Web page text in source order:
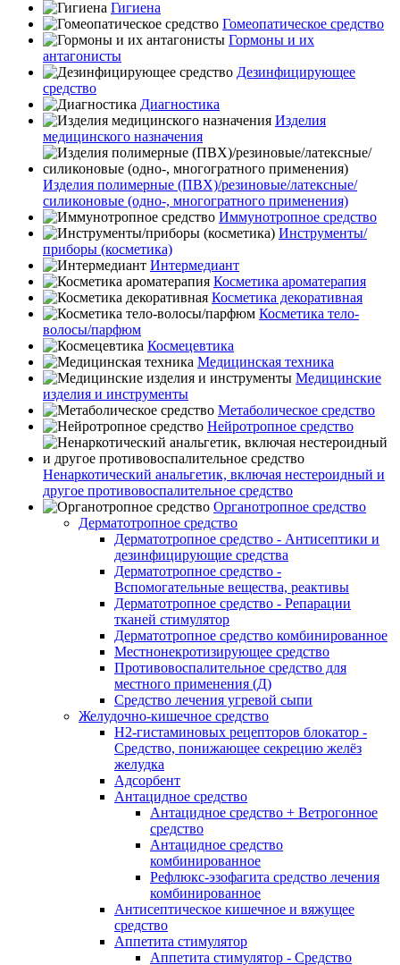
Гигиена
Гомеопатическое средство
Гормоны и их
антагонисты
Дезинфицирующее
средство
Диагностика
Изделия
медицинского назначения
Изделия полимерные (ПВХ)/резиновые/латексные/
силиконовые (одно-, многогратного применения)
Иммунотропное средство
Инструменты/
приборы (косметика)
Интермедиант
Косметика ароматерапия
Косметика декоративная
Косметика тело-
волосы/парфюм
Космецевтика
Медицинская техника
Медицинские
изделия и инструменты
Метаболическое средство
Нейротропное средство
Ненаркотический анальгетик, включая нестероидный и
другое противовоспалительное средство
Органотропное средство
Дерматотропное средство
Дерматотропное средство - Антисептики и
дезинфицирующие средства
Дерматотропное средство -
Вспомогательные вещества, реактивы
Дерматотропное средство - Репарации
тканей стимулятор
Дерматотропное средство комбинированное
Местнонекротизирующее средство
Противовоспалительное средство для
местного применения (Д)
Средство лечения угревой сыпи
Желудочно-кишечное средство
H2-гистаминовых рецепторов блокатор -
Средство, понижающее секрецию желёз
желудка
Адсорбент
Антацидное средство
Антацидное средство + Ветрогонное
средство
Антацидное средство
комбинированное
Рефлюкс-эзофагита средство лечения
комбинированное
Антисептическое кишечное и вяжущее
средство
Аппетита стимулятор
Аппетита стимулятор - Средство